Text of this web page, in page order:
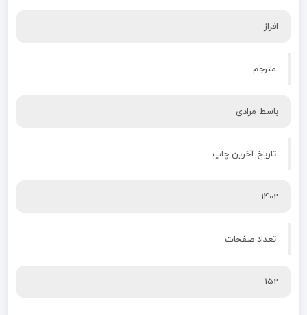
افراز
مترجم
باسط مرادی
تاریخ آخرین چاپ
1402
تعداد صفحات
152